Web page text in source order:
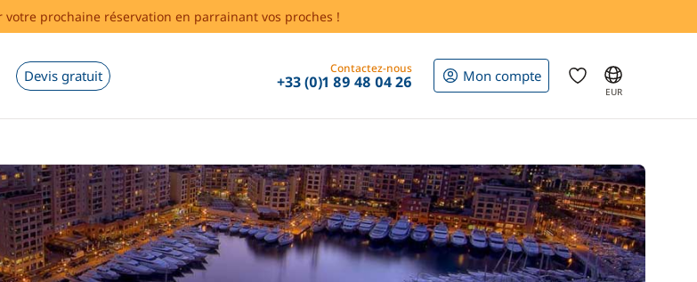
votre prochaine réservation en parrainant vos proches !
Devis gratuit Contactez-nous
+33 (0)1 89 48 04 26 Mon compte
EUR